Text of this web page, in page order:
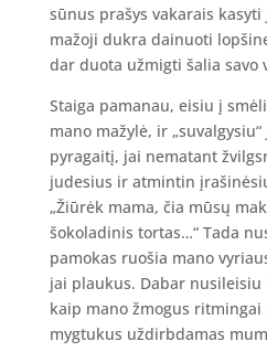
sūnus prašys vakarais
mažoji dukra dainuoti
dar duota užmigti šalia savo
Staiga pamanau, eisiu į
mano mažylė, ir
pyragaitį, jai nematant
judesius ir atmintin
„Žiūrėk mama, čia mūsų
šokoladinis tortas…“ Tada
pamokas ruošia mano
jai plaukus. Dabar
kaip mano žmogus
mygtukus uždirbdamas